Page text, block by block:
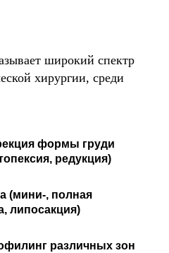
широкий спектр
хирургии, среди
формы груди
редукция)
(мини-, полная
липосакция)
различных зон